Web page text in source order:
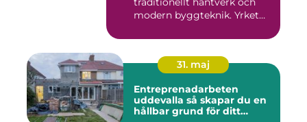
modern byggteknik. Yrket
31. maj
Entreprenadarbeten
uddevalla så skapar du en
hållbar grund för ditt